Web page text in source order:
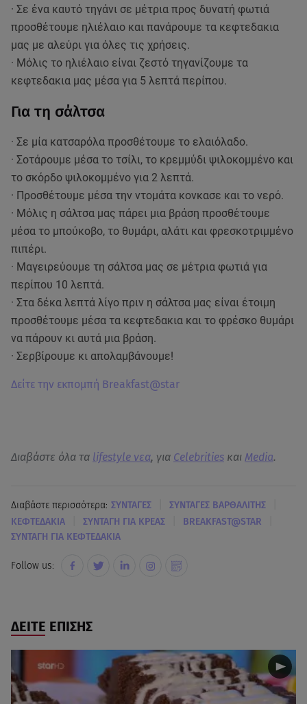
· Σε ένα καυτό τηγάνι σε μέτρια προς δυνατή φωτιά
προσθέτουμε ηλιέλαιο και πανάρουμε τα κεφτεδακια
μας με αλεύρι για όλες τις χρήσεις.
· Μόλις το ηλιέλαιο είναι ζεστό τηγανίζουμε τα
κεφτεδακια μας μέσα για 5 λεπτά περίπου.
Για τη σάλτσα
· Σε μία κατσαρόλα προσθέτουμε το ελαιόλαδο.
· Σοτάρουμε μέσα το τσίλι, το κρεμμύδι ψιλοκομμένο και
το σκόρδο ψιλοκομμένο για 2 λεπτά.
· Προσθέτουμε μέσα την ντομάτα κονκασε και το νερό.
· Μόλις η σάλτσα μας πάρει μια βράση προσθέτουμε
μέσα το μπούκοβο, το θυμάρι, αλάτι και φρεσκοτριμμένο
πιπέρι.
· Μαγειρεύουμε τη σάλτσα μας σε μέτρια φωτιά για
περίπου 10 λεπτά.
· Στα δέκα λεπτά λίγο πριν η σάλτσα μας είναι έτοιμη
προσθέτουμε μέσα τα κεφτεδακια και το φρέσκο θυμάρι
να πάρουν κι αυτά μια βράση.
· Σερβίρουμε κι απολαμβάνουμε!
Δείτε την εκπομπή Breakfast@star
Διαβάστε όλα τα lifestyle νεα, για Celebrities και Media.
Διαβάστε περισσότερα: ΣΥΝΤΑΓΕΣ ΣΥΝΤΑΓΕΣ ΒΑΡΘΑΛΙΤΗΣ
ΚΕΦΤΕΔΑΚΙΑ ΣΥΝΤΑΓΗ ΓΙΑ ΚΡΕΑΣ BREAKFAST@STAR
ΣΥΝΤΑΓΗ ΓΙΑ ΚΕΦΤΕΔΑΚΙΑ
Follow us:
ΔΕΙΤΕ ΕΠΙΣΗΣ